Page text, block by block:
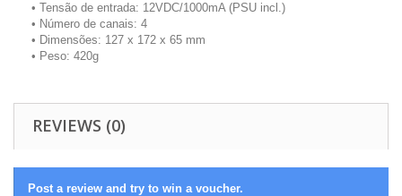
• Tensão de entrada: 12VDC/1000mA (PSU incl.)
• Número de canais: 4
• Dimensões: 127 x 172 x 65 mm
• Peso: 420g
REVIEWS (0)
Post a review and try to win a voucher.